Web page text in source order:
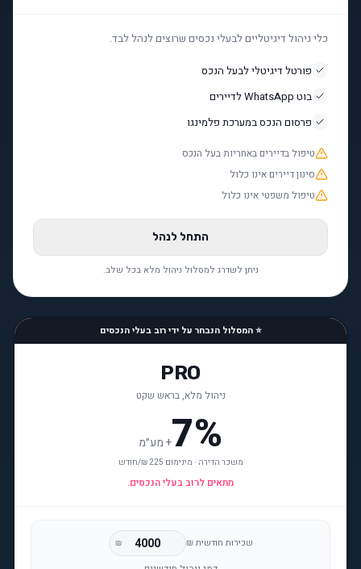
כלי ניהול דיגיטליים לבעלי נכסים שרוצים לנהל לבד.
פורטל דיגיטלי לבעל הנכס
בוט WhatsApp לדיירים
פרסום הנכס במערכת פלמינגו
טיפול בדיירים באחריות בעל הנכס
סינון דיירים אינו כלול
טיפול משפטי אינו כלול
התחל לנהל
ניתן לשדרג למסלול ניהול מלא בכל שלב.
⭐ המסלול הנבחר על ידי רוב בעלי הנכסים
PRO
ניהול מלא, בראש שקט
7%
+מע״מ
משכר הדירה · מינימום 225 ₪/חודש
מתאים לרוב בעלי הנכסים.
שכירות חודשית ₪ ₪